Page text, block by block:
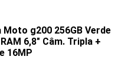
g200 256GB Verde
6,8" Câm. Tripla +
16MP